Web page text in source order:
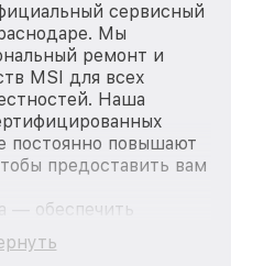
сервисный
Мы
ремонт и
MSI для всех
Наша
постоянно повышают
предоставить вам
— обеспечить
ремонт для
продукции MSI, вне